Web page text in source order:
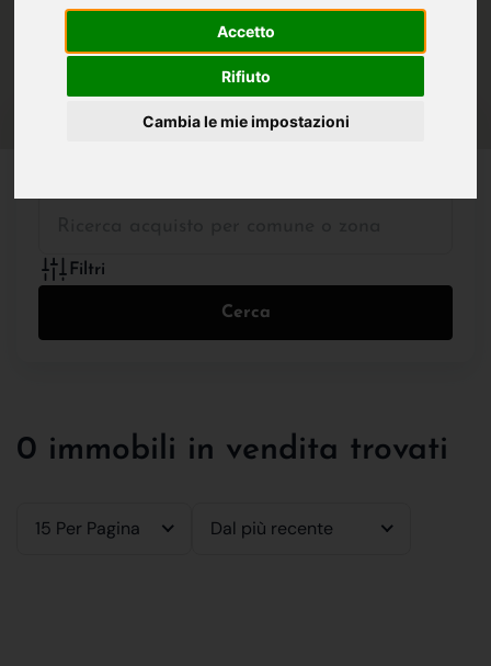
Accetto
Rifiuto
Cambia le mie impostazioni
Filtri
Cerca
0 immobili in vendita trovati
15 Per Pagina Dal più recente